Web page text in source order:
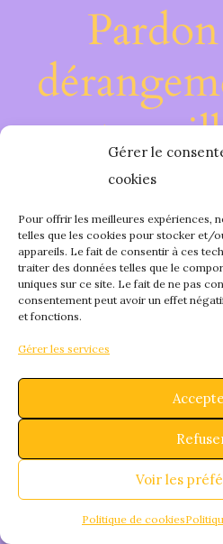
Gérer le
cookies
Pour offrir les meilleures expériences,
telles que les cookies pour stocker et/
appareils. Le fait de consentir à ces
traiter des données telles que le
uniques sur ce site. Le fait de ne pas
consentement peut avoir un effet
et fonctions.
Gérer les services
Voir les
Politique de cookies